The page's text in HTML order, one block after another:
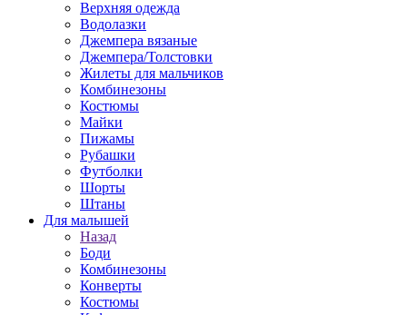
Верхняя одежда
Водолазки
Джемпера вязаные
Джемпера/Толстовки
Жилеты для мальчиков
Комбинезоны
Костюмы
Майки
Пижамы
Рубашки
Футболки
Шорты
Штаны
Для малышей
Назад
Боди
Комбинезоны
Конверты
Костюмы